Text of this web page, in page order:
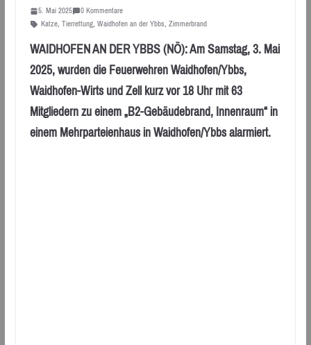
5. Mai 2025
0 Kommentare
Katze, Tierrettung, Waidhofen an der Ybbs, Zimmerbrand
WAIDHOFEN AN DER YBBS (NÖ): Am Samstag, 3. Mai
2025, wurden die Feuerwehren Waidhofen/Ybbs,
Waidhofen-Wirts und Zell kurz vor 18 Uhr mit 63
Mitgliedern zu einem „B2-Gebäudebrand, Innenraum“ in
einem Mehrparteienhaus in Waidhofen/Ybbs alarmiert.